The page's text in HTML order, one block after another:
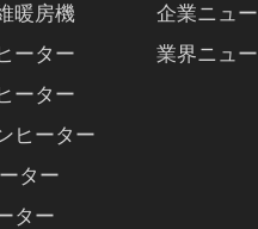
暖房機
ーター
ーター
ヒーター
ター
ター
企業ニュ
業界ニュ